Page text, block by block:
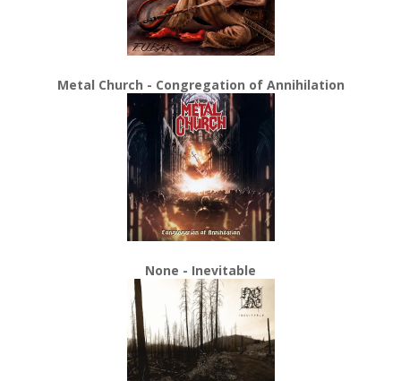
Metal Church - Congregation of Annihilation
None - Inevitable